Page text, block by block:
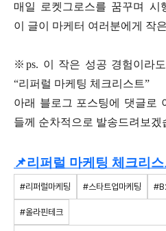
매일 로켓그로스를 꿈꾸며 시
이 글이 마케터 여러분에게 작
※ps. 이 작은 성공 경험이라
“리퍼럴 마케팅 체크리스트”
아래 블로그 포스팅에 댓글로
들께 순차적으로 발송드려보겠
📌리퍼럴 마케팅 체크리
#리퍼럴마케팅 #스타트업마케팅
#올라핀테크